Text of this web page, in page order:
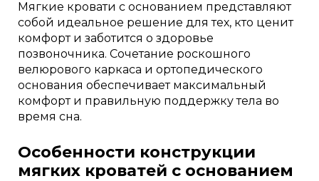
Мягкие кровати с основанием представляют
собой идеальное решение для тех, кто ценит
комфорт и заботится о здоровье
позвоночника. Сочетание роскошного
велюрового каркаса и ортопедического
основания обеспечивает максимальный
комфорт и правильную поддержку тела во
время сна.
Особенности конструкции
мягких кроватей с основанием